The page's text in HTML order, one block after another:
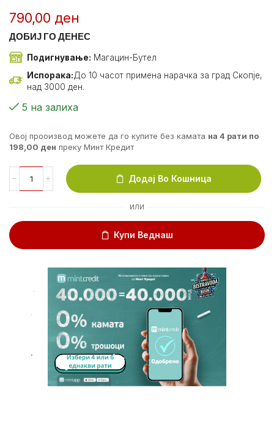
790,00 ден
ДОБИЈ ГО ДЕНЕС
Подигнување: Магацин-Бутел
Испорака:До 10 часот примена нарачка за град Скопје,
над 3000 ден.
5 на залиха
Овој прооизвод можете да го купите без камата на 4 рати по
198,00 ден преку Минт Кредит
Додај Во Кошница
ИЛИ
Купи Веднаш
.
.
.